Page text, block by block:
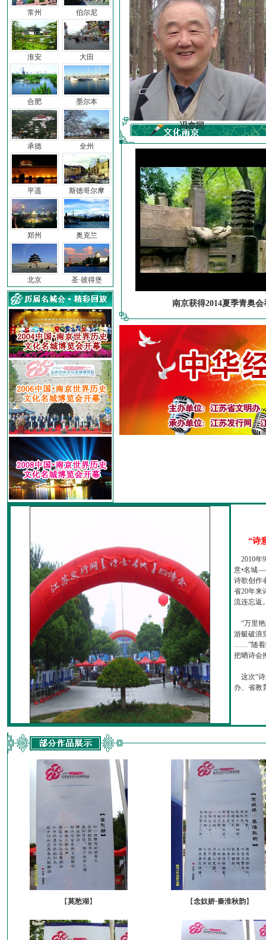
常州
淮安
合肥
承德
平遥
郑州
北京
伯尔尼
大田
墨尔本
全州
斯德哥尔摩
奥克兰
圣·彼得堡
前子 冯亦同
南京获得2014夏季青奥会
“诗
2010年
意•名城
诗歌创作
省20年来
流连忘返
“万里艳
游艇破浪
……”随着
把晒诗会
这次“诗
办、省教
【莫愁湖 】 【念奴娇·秦淮秋韵】